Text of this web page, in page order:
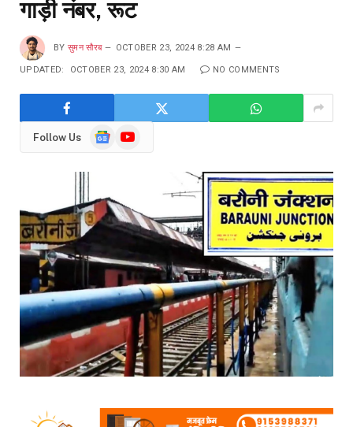
गाड़ी नंबर, रूट
BY सुमन सौरब OCTOBER 23, 2024 8:28 AM
UPDATED: OCTOBER 23, 2024 8:30 AM NO COMMENTS
Follow Us
GoogleYouTube